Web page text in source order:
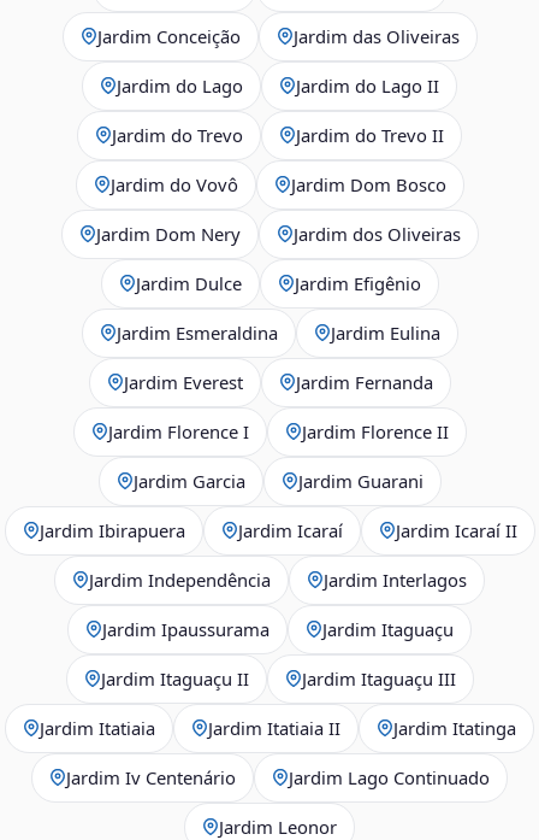
Jardim Conceição Jardim das Oliveiras
Jardim do Lago Jardim do Lago II
Jardim do Trevo Jardim do Trevo II
Jardim do Vovô Jardim Dom Bosco
Jardim Dom Nery Jardim dos Oliveiras
Jardim Dulce Jardim Efigênio
Jardim Esmeraldina Jardim Eulina
Jardim Everest Jardim Fernanda
Jardim Florence I Jardim Florence II
Jardim Garcia Jardim Guarani
Jardim Ibirapuera Jardim Icaraí Jardim Icaraí II
Jardim Independência Jardim Interlagos
Jardim Ipaussurama Jardim Itaguaçu
Jardim Itaguaçu II Jardim Itaguaçu III
Jardim Itatiaia Jardim Itatiaia II Jardim Itatinga
Jardim Iv Centenário Jardim Lago Continuado
Jardim Leonor